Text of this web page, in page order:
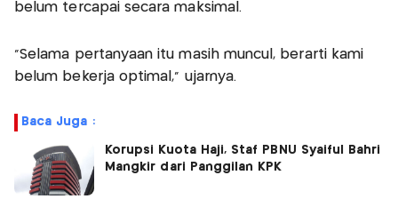
belum tercapai secara maksimal.
"Selama pertanyaan itu masih muncul, berarti kami
belum bekerja optimal," ujarnya.
Baca Juga :
Korupsi Kuota Haji, Staf PBNU Syaiful Bahri
Mangkir dari Panggilan KPK